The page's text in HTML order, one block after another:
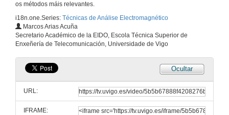
os métodos máis relevantes.
i18n.one.Series: Técnicas de Análise Electromagnético
Marcos Arias Acuña
Secretario Académico de la EIDO, Escola Técnica Superior de
Enxeñería de Telecomunicación, Universidade de Vigo
Ocultar
URL:
IFRAME:
24 de nov. de 2011